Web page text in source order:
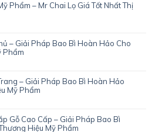
Phẩm – Mr Chai Lọ Giá Tốt Nhất Thị
– Giải Pháp Bao Bì Hoàn Hảo Cho
Phẩm
– Giải Pháp Bao Bì Hoàn Hảo
Mỹ Phẩm
Gỗ Cao Cấp – Giải Pháp Bao Bì
Hiệu Mỹ Phẩm